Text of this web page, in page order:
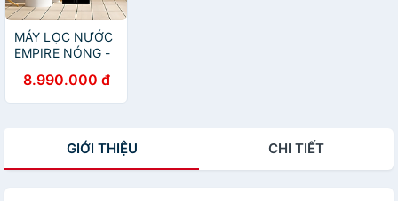
MÁY LỌC NƯỚC
EMPIRE NÓNG -
CÔNG NGHỆ
CHIP LÀM LẠNH
HÀNG CHÍNH
8.990.000 đ
GIỚI THIỆU CHI TIẾT